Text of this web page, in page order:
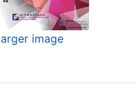
image